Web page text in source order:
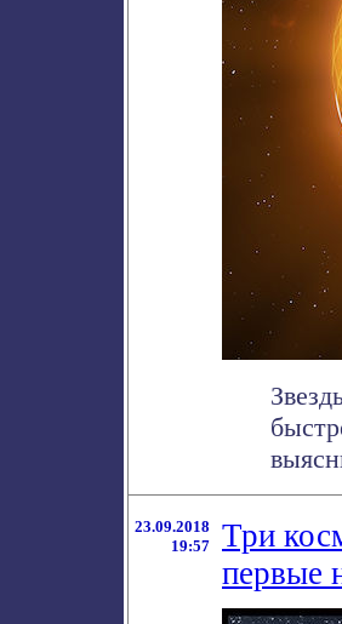
23.09.2018
19:57
Три
первые